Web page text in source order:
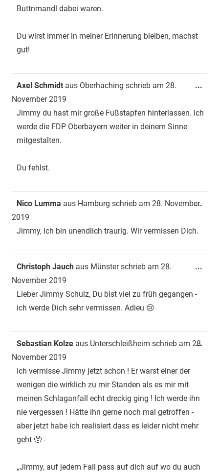
Buttnmandl dabei waren.
Du wirst immer in meiner Erinnerung bleiben, machst
gut!
Axel Schmidt aus Oberhaching schrieb am 28.
November 2019
Jimmy du hast mir große Fußstapfen hinterlassen. Ich
werde die FDP Oberbayern weiter in deinem Sinne
mitgestalten.
Du fehlst.
...
Nico Lumma aus Hamburg schrieb am 28. November
2019
Jimmy, ich bin unendlich traurig. Wir vermissen Dich.
...
Christoph Jauch aus Münster schrieb am 28.
November 2019
Lieber Jimmy Schulz, Du bist viel zu früh gegangen -
ich werde Dich sehr vermissen. Adieu 😢
...
Sebastian Kolze aus Unterschleißheim schrieb am 28.
November 2019
Ich vermisse Jimmy jetzt schon ! Er warst einer der
wenigen die wirklich zu mir Standen als es mir mit
meinen Schlaganfall echt dreckig ging ! Ich werde ihn
nie vergessen ! Hätte ihn gerne noch mal getroffen -
aber jetzt habe ich realisiert dass es leider nicht mehr
geht 🥺 -
„Jimmy, auf jedem Fall pass auf dich auf wo du auch
...